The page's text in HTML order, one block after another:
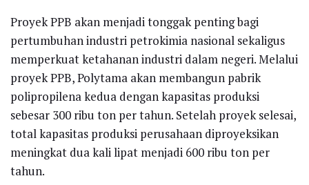
Proyek PPB akan menjadi tonggak penting bagi
pertumbuhan industri petrokimia nasional sekaligus
memperkuat ketahanan industri dalam negeri. Melalui
proyek PPB, Polytama akan membangun pabrik
polipropilena kedua dengan kapasitas produksi
sebesar 300 ribu ton per tahun. Setelah proyek selesai,
total kapasitas produksi perusahaan diproyeksikan
meningkat dua kali lipat menjadi 600 ribu ton per
tahun.